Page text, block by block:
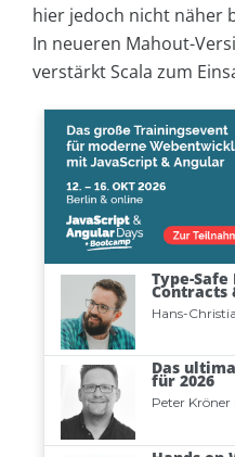
hier jedoch nicht näher
In neueren Mahout-
verstärkt Scala zum